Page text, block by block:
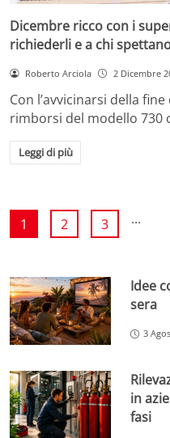
Dicembre ricco con i
richiederli e a chi
Roberto Arciola 2 Dicembre
Con l’avvicinarsi della
rimborsi del modello 730
Leggi di più
1 2 3 ...
Idee
sera
3
in
fasi